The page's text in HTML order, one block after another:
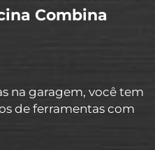
Combina
na garagem, você tem
de ferramentas com
limpa e
trabalhar com boas...